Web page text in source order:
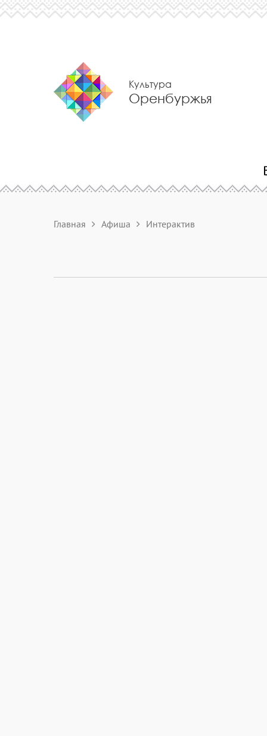
Культура
Оренбуржья
Главная Афиша Интерактив